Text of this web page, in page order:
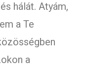
hálát. Atyám,
a Te
a